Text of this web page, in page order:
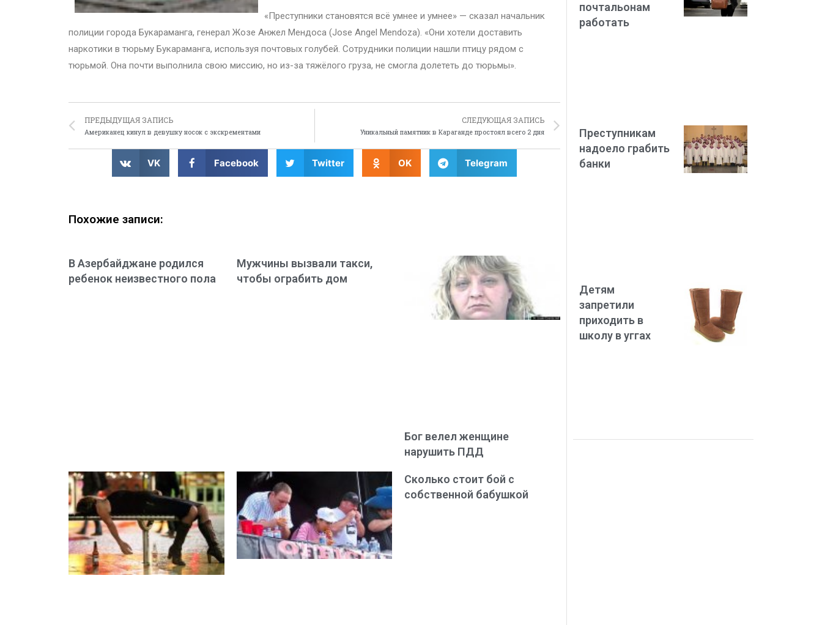
«Преступники становятся всё умнее и умнее» — сказал начальник
полиции города Букараманга, генерал Жозе Анжел Мендоса (Jose Angel Mendoza). «Они хотели доставить
наркотики в тюрьму Букараманга, используя почтовых голубей. Сотрудники полиции нашли птицу рядом с
тюрьмой. Она почти выполнила свою миссию, но из-за тяжёлого груза, не смогла долететь до тюрьмы».
ПРЕДЫДУЩАЯ ЗАПИСЬ
Американец кинул в девушку носок с экскрементами
СЛЕДУЮЩАЯ ЗАПИСЬ
Уникальный памятник в Караганде простоял всего 2 дня
VK Facebook Twitter OK Telegram
Похожие записи:
В Азербайджане родился
ребенок неизвестного пола
Мужчины вызвали такси,
чтобы ограбить дом
Бог велел женщине
нарушить ПДД
Сколько стоит бой с
собственной бабушкой
почтальонам
работать
Преступникам
надоело грабить
банки
Детям
запретили
приходить в
школу в уггах